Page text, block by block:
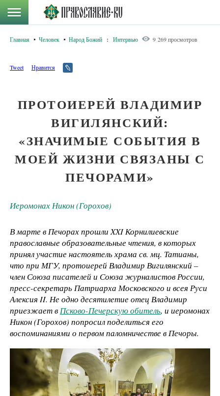
Главная Человек Народ Божий : Интервью 9 269 просмотров
Tweet Нравится
ПРОТОИЕРЕЙ ВЛАДИМИР
ВИГИЛЯНСКИЙ:
«ЗНАЧИМЫЕ СОБЫТИЯ В
МОЕЙ ЖИЗНИ СВЯЗАНЫ С
ПЕЧОРАМИ»
Иеромонах Никон (Горохов)
В марте в Печорах прошли XXI Корнилиевские
православные образовательные чтения, в которых
принял участие настоятель храма св. мц. Татианы,
что при МГУ, протоиерей Владимир Вигилянский –
член Союза писателей и Союза журналистов России,
пресс-секретарь Патриарха Московского и всея Руси
Алексия II. Не одно десятилетие отец Владимир
приезжает вПсково-Печерскую обитель, и иеромонах
Никон (Горохов) попросил поделиться его
воспоминаниями о первом паломничестве в Печоры.